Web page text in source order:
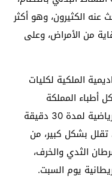
عنه الكثيرون، وهو أكثر
من الأمراض، وعلى
الملكية لكليات
أطباء المملكة
المتحدة، أوضح أن ممارسة التمارين الرياضية لمدة 30 دقيقة
أسبوعيا، تقلل بشكل كبير، من
الثدي والخرف،
يوم السبت.